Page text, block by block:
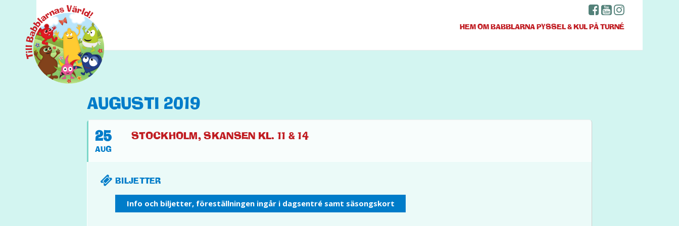
HEMOM BABBLARNAPYSSEL & KULPÅ TURNÉ
AUGUSTI 2019
25
AUG
STOCKHOLM, SKANSEN KL. 11 & 14
BILJETTER
Info och biljetter, föreställningen ingår i dagsentré samt säsongskort